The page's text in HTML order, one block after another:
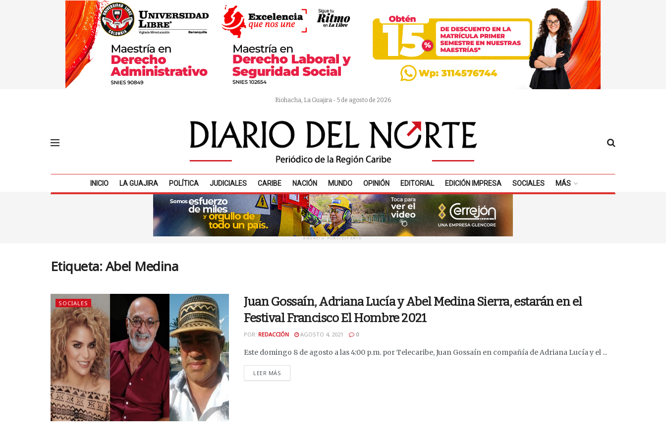
Riohacha, La Guajira - 5 de agosto de 2026
INICIO LA GUAJIRA POLÍTICA JUDICIALES CARIBE NACIÓN MUNDO OPINIÓN EDITORIAL EDICIÓN IMPRESA SOCIALES MÁS
ANUNCIO PUBLICITARIO
Etiqueta:Abel Medina
SOCIALES
Juan Gossaín, Adriana Lucía y Abel Medina Sierra, estarán en el
Festival Francisco El Hombre 2021
POR: REDACCIÓN AGOSTO 4, 2021 0
Este domingo 8 de agosto a las 4:00 p.m. por Telecaribe, Juan Gossaín en compañía de Adriana Lucía y el ...
LEER MÁS